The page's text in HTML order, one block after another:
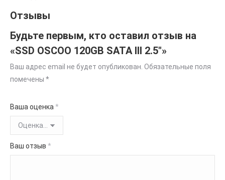
Отзывы
Будьте первым, кто оставил отзыв на
«SSD OSCOO 120GB SATA III 2.5″»
Ваш адрес email не будет опубликован. Обязательные поля
помечены *
Ваша оценка *
Ваш отзыв *